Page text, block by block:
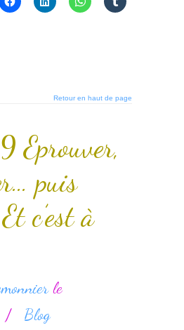
Retour en haut de page
Eprouver,
puis
c’est à
le
/
Blog